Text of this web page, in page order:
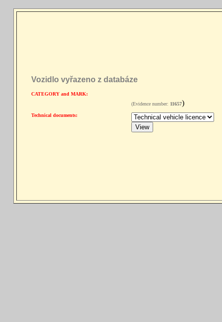
Vozidlo vyřazeno z databáze
CATEGORY and MARK:
(Evidence number: 11657)
Technical documents: